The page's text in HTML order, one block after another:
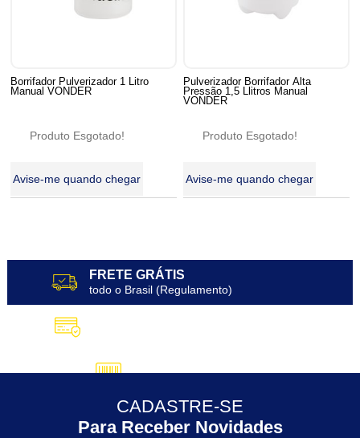
Borrifador Pulverizador 1 Litro
Manual VONDER
Produto Esgotado!
Avise-me quando chegar
Pulverizador Borrifador Alta
Pressão 1,5 Llitros Manual
VONDER
Produto Esgotado!
Avise-me quando chegar
FRETE GRÁTIS
todo o Brasil (Regulamento)
5% DESCONTO no Pix
30 ANOS
CADASTRE-SE
Para Receber Novidades